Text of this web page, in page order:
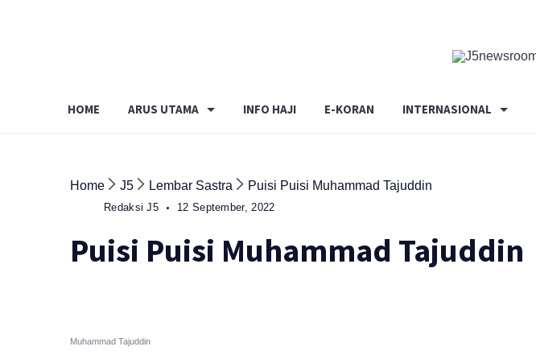
Pers
✔️
HOME ARUS UTAMA INFO HAJI E-KORAN INTERNASIONAL
Home J5 Lembar Sastra Puisi Puisi Muhammad Tajuddin
Redaksi J5 12 September, 2022
Puisi Puisi Muhammad Tajuddin
Muhammad Tajuddin